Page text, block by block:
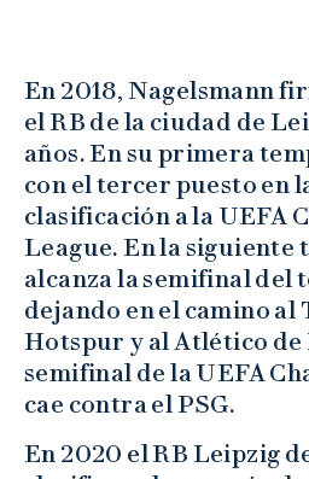
En 2018, Nagelsmann
el RB de la ciudad de
años. En su primera
con el tercer puesto en
clasificación a la UEFA
League. En la siguiente
alcanza la semifinal del
dejando en el camino al
Hotspur y al Atlético de
semifinal de la UEFA
cae contra el PSG.
En 2020 el RB Leipzig